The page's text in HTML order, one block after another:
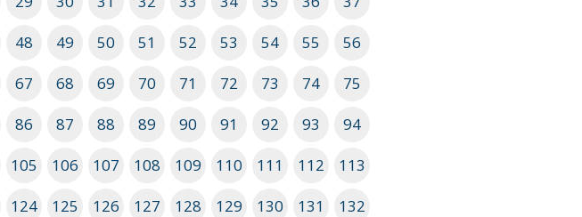
48 49 50 51 52 53 54 55
56
67 68 69 70 71 72 73 74
75
86 87 88 89 90 91 92 93
94
105 106 107 108 109 110 111 112
113
124 125 126 127 128 129 130 131
132